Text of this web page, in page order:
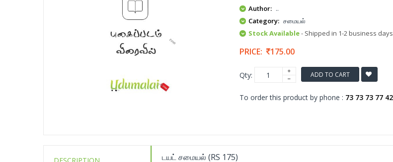
Author: ..
Category: சமையல்
Stock Available- Shipped in 1-2 business days
PRICE: 175.00
Qty: ADD TO CART
To order this product by phone : 73 73 73 77 42
டயட் சமையல் (RS 175)